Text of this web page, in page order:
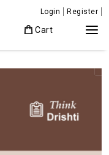
Login Register
Cart